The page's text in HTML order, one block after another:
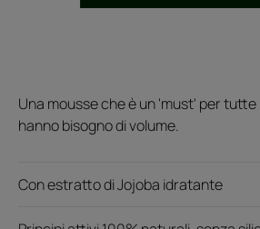
Una mousse che è un 'must' per
hanno bisogno di volume.
Con estratto di Jojoba idratante